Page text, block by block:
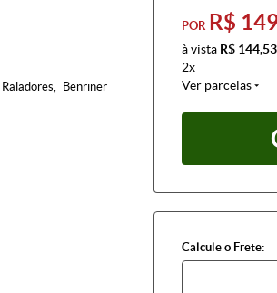
Benriner
POR R$
à vista R$ 144,53
2x
Ver parcelas
Calcule o Frete: